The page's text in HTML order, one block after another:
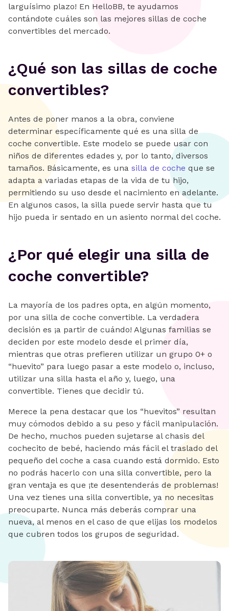
larguísimo plazo! En HelloBB, te ayudamos
contándote cuáles son las mejores sillas de coche
convertibles del mercado.
¿Qué son las sillas de coche
convertibles?
Antes de poner manos a la obra, conviene
determinar específicamente qué es una silla de
coche convertible. Este modelo se puede usar con
niños de diferentes edades y, por lo tanto, diversos
tamaños. Básicamente, es una silla de coche que se
adapta a variadas etapas de la vida de tu hijo,
permitiendo su uso desde el nacimiento en adelante.
En algunos casos, la silla puede servir hasta que tu
hijo pueda ir sentado en un asiento normal del coche.
¿Por qué elegir una silla de
coche convertible?
La mayoría de los padres opta, en algún momento,
por una silla de coche convertible. La verdadera
decisión es ¡a partir de cuándo! Algunas familias se
deciden por este modelo desde el primer día,
mientras que otras prefieren utilizar un grupo 0+ o
“huevito” para luego pasar a este modelo o, incluso,
utilizar una silla hasta el año y, luego, una
convertible. Tienes que decidir tú.
Merece la pena destacar que los “huevitos” resultan
muy cómodos debido a su peso y fácil manipulación.
De hecho, muchos pueden sujetarse al chasis del
cochecito de bebé, haciendo más fácil el traslado del
pequeño del coche a casa cuando está dormido. Esto
no podrás hacerlo con una silla convertible, pero la
gran ventaja es que ¡te desentenderás de problemas!
Una vez tienes una silla convertible, ya no necesitas
preocuparte. Nunca más deberás comprar una
nueva, al menos en el caso de que elijas los modelos
que cubren todos los grupos de seguridad.